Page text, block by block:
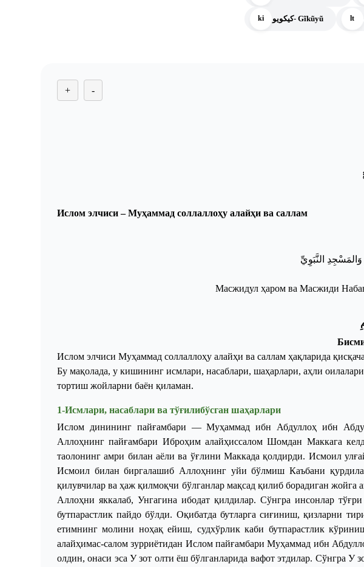
ki كيكويو- Gĩkũyũ lt
+ -
Ислом элчиси – Муҳаммад соллаллоҳу алайҳи ва саллам
وَالمَسْجِدِ النَّبَوِيِّ
Масжидул ҳаром ва Масжиди
Ислом элчиси Муҳаммад соллаллоҳу алайҳи ва саллам ҳақларида қисқача
Бу мақолада,у кишининг исмлари,насаблари,шаҳарлари,аҳли оилалари
тортиш жойларни баён қиламан.
1-Исмлари, насаблари ва тўғилибўсган шаҳарлари
Ислом динининг пайғамбари — Муҳаммад ибн Абдуллоҳ ибн
Аллоҳнинг пайғамбари Иброҳим алайҳиссалом Шомдан Маккага
таолонинг амри билан аёли ва ўғлини Маккада қолдирди. Исмоил
Исмоил билан биргалашиб Аллоҳнинг уйи бўлмиш Каъбани
қилувчилар ва ҳаж қилмоқчи бўлганлар мақсад қилиб борадиган
Аллоҳни яккалаб, Унгагина ибодат қилдилар. Сўнгра инсонлар
бутпарастлик пайдо бўлди. Оқибатда бутларга сиғиниш, қизларни
етимнинг молини ноҳақ ейиш, судхўрлик каби бутпарастлик
алайҳимас-салом зурриётидан Ислом пайғамбари Муҳаммад ибн
олдин, онаси эса Узот олти ёш бўлганларида вафот этдилар. Сўнгра У